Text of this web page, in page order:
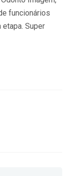
funcionários
Super